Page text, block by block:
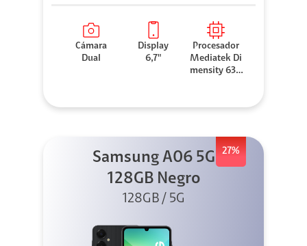
Cámara
Dual
Display
6,7"
Procesador
Mediatek Di
mensity 630
27%
Samsung A06 5G
128GB Negro
128GB / 5G